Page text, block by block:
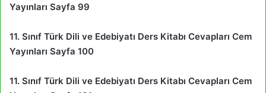
Yayınları Sayfa 99
11. Sınıf Türk Dili ve Edebiyatı Ders Kitabı Cevapları Cem
Yayınları Sayfa 100
11. Sınıf Türk Dili ve Edebiyatı Ders Kitabı Cevapları Cem